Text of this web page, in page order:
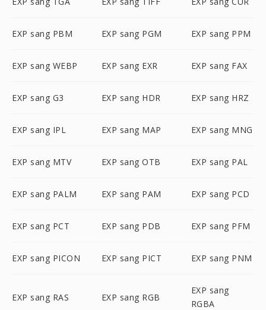
EXP sang PBM EXP sang PGM EXP sang PPM
EXP sang WEBP EXP sang EXR EXP sang FAX
EXP sang G3 EXP sang HDR EXP sang HRZ
EXP sang IPL EXP sang MAP EXP sang MNG
EXP sang MTV EXP sang OTB EXP sang PAL
EXP sang PALM EXP sang PAM EXP sang PCD
EXP sang PCT EXP sang PDB EXP sang PFM
EXP sang PICON EXP sang PICT EXP sang PNM
EXP sang RAS EXP sang RGB
EXP sang
RGBA